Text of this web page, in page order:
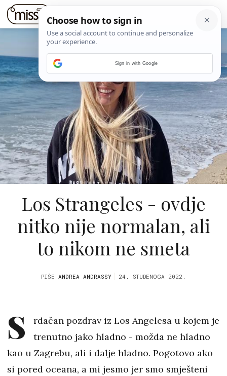
Los Strangeles - ovdje
nitko nije normalan, ali
to nikom ne smeta
PIŠE ANDREA ANDRASSY 24. STUDENOGA 2022.
S
rdačan pozdrav iz Los Angelesa u kojem je
trenutno jako hladno - možda ne hladno
kao u Zagrebu, ali i dalje hladno. Pogotovo ako
si pored oceana, a mi jesmo jer smo smješteni
Sign in with Google